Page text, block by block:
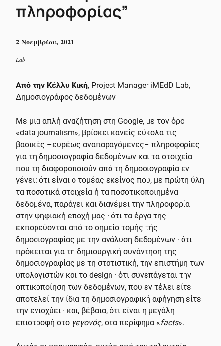
πληροφορίας”
2 Νοεμβρίου, 2021
Lab
Από την Κέλλυ Κική, Project Manager iMEdD Lab,
Δημοσιογράφος δεδομένων
Με μια απλή αναζήτηση στη Google, με τον όρο
«data journalism», βρίσκει κανείς εύκολα τις
βασικές –ευρέως αναπαραγόμενες– πληροφορίες
για τη δημοσιογραφία δεδομένων και τα στοιχεία
που τη διαφοροποιούν από τη δημοσιογραφία εν
γένει: ότι είναι ο τομέας εκείνος που, με πρώτη ύλη
τα ποσοτικά στοιχεία ή τα ποσοτικοποιημένα
δεδομένα, παράγει και διανέμει την πληροφορία
στην ψηφιακή εποχή μας · ότι τα έργα της
εκπορεύονται από το σημείο τομής τής
δημοσιογραφίας με την ανάλυση δεδομένων · ότι
πρόκειται για τη δημιουργική συνάντηση της
δημοσιογραφίας με τη στατιστική, την επιστήμη των
υπολογιστών και το design · ότι συνεπάγεται την
οπτικοποίηση των δεδομένων, που εν τέλει είτε
αποτελεί την ίδια τη δημοσιογραφική αφήγηση είτε
την ενισχύει · και, βέβαια, ότι είναι η μεγάλη
επιστροφή στο γεγονός, στα περίφημα «facts».